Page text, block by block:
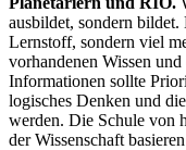
ausbildet, sondern
Lernstoff, sondern viel
vorhandenen Wissen
Informationen sollte
logisches Denken und
werden. Die Schule von
der Wissenschaft